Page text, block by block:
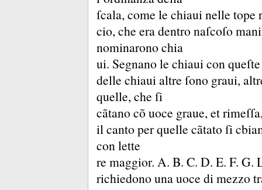
ſcala, come le chiaui nelle
cio, che era dentro naſcoſo
nominarono chia
ui. Segnano le chiaui con
delle chiaui altre ſono graui,
quelle, che ſi
cãtano cõ uoce graue, et
il canto per quelle cãtato ſi
con lette
re maggior. A. B. C. D. E. F. G.
richiedono una uoce di mezzo